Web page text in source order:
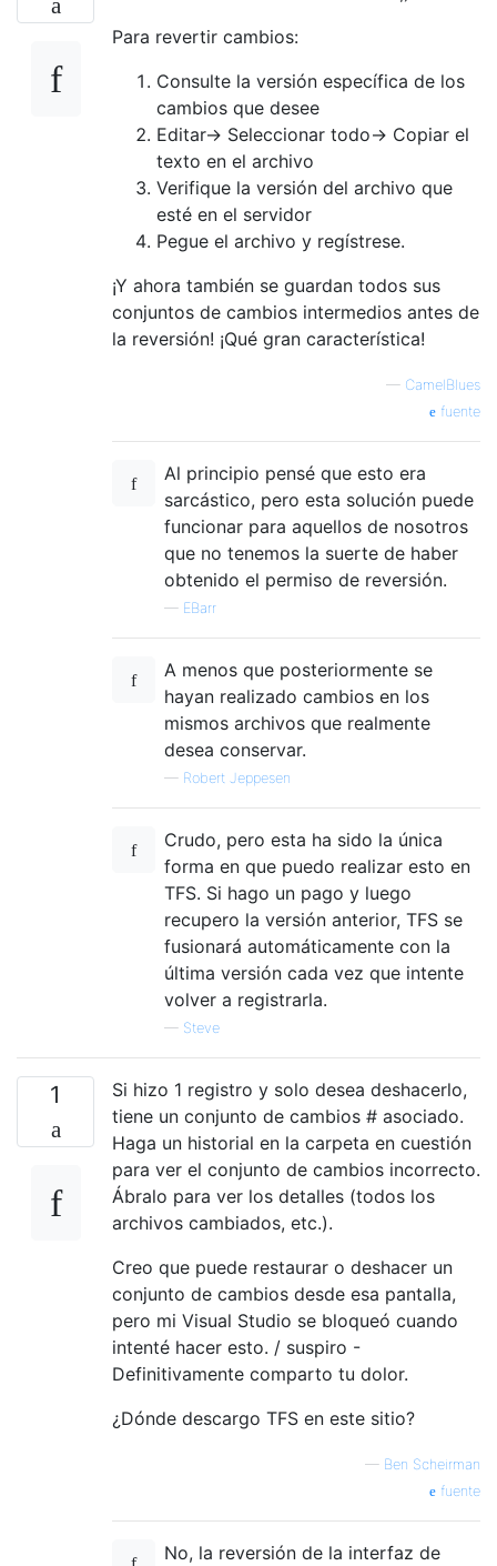
Para revertir cambios:
Consulte la versión específica de los
cambios que desee
Editar-> Seleccionar todo-> Copiar el
texto en el archivo
Verifique la versión del archivo que
esté en el servidor
Pegue el archivo y regístrese.
¡Y ahora también se guardan todos sus
conjuntos de cambios intermedios antes de
la reversión! ¡Qué gran característica!
— CamelBlues
fuente
Al principio pensé que esto era
sarcástico, pero esta solución puede
funcionar para aquellos de nosotros
que no tenemos la suerte de haber
obtenido el permiso de reversión.
— EBarr
A menos que posteriormente se
hayan realizado cambios en los
mismos archivos que realmente
desea conservar.
— Robert Jeppesen
Crudo, pero esta ha sido la única
forma en que puedo realizar esto en
TFS. Si hago un pago y luego
recupero la versión anterior, TFS se
fusionará automáticamente con la
última versión cada vez que intente
volver a registrarla.
— Steve
1
Si hizo 1 registro y solo desea deshacerlo,
tiene un conjunto de cambios # asociado.
Haga un historial en la carpeta en cuestión
para ver el conjunto de cambios incorrecto.
Ábralo para ver los detalles (todos los
archivos cambiados, etc.).
Creo que puede restaurar o deshacer un
conjunto de cambios desde esa pantalla,
pero mi Visual Studio se bloqueó cuando
intenté hacer esto. / suspiro -
Definitivamente comparto tu dolor.
¿Dónde descargo TFS en este sitio?
— Ben Scheirman
fuente
No, la reversión de la interfaz de